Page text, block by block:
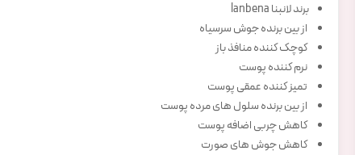
برند لانبنا lanbena
از بین برنده جوش سرسیاه
کوچک کننده منافذ باز
نرم کننده پوست
تمیز کننده عمقی پوست
از بین برنده سلول های مرده پوست
کاهش چربی اضافه پوست
کاهش جوش های صورت